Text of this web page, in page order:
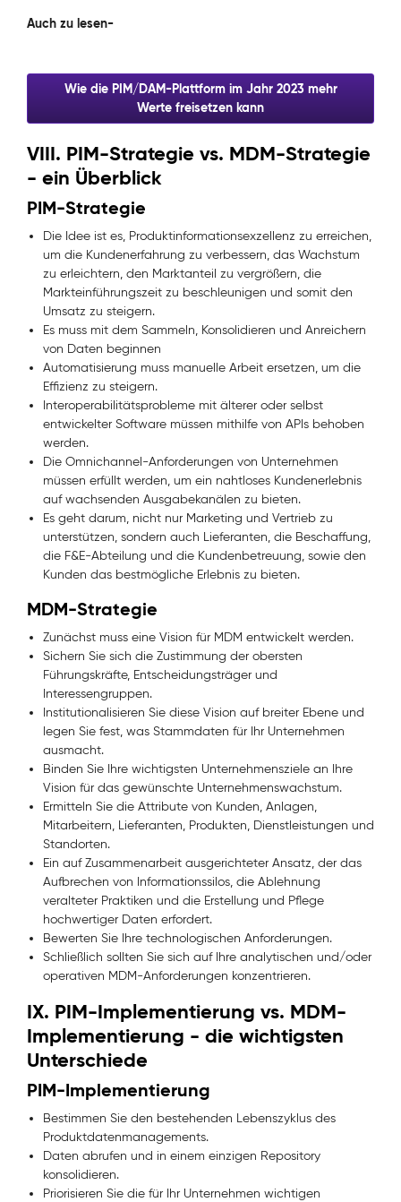
Auch zu lesen-
Wie die PIM/DAM-Plattform im Jahr 2023 mehr
Werte freisetzen kann
VIII. PIM-Strategie vs. MDM-Strategie
- ein Überblick
PIM-Strategie
Die Idee ist es, Produktinformationsexzellenz zu erreichen,
um die Kundenerfahrung zu verbessern, das Wachstum
zu erleichtern, den Marktanteil zu vergrößern, die
Markteinführungszeit zu beschleunigen und somit den
Umsatz zu steigern.
Es muss mit dem Sammeln, Konsolidieren und Anreichern
von Daten beginnen
Automatisierung muss manuelle Arbeit ersetzen, um die
Effizienz zu steigern.
Interoperabilitätsprobleme mit älterer oder selbst
entwickelter Software müssen mithilfe von APIs behoben
werden.
Die Omnichannel-Anforderungen von Unternehmen
müssen erfüllt werden, um ein nahtloses Kundenerlebnis
auf wachsenden Ausgabekanälen zu bieten.
Es geht darum, nicht nur Marketing und Vertrieb zu
unterstützen, sondern auch Lieferanten, die Beschaffung,
die F&E-Abteilung und die Kundenbetreuung, sowie den
Kunden das bestmögliche Erlebnis zu bieten.
MDM-Strategie
Zunächst muss eine Vision für MDM entwickelt werden.
Sichern Sie sich die Zustimmung der obersten
Führungskräfte, Entscheidungsträger und
Interessengruppen.
Institutionalisieren Sie diese Vision auf breiter Ebene und
legen Sie fest, was Stammdaten für Ihr Unternehmen
ausmacht.
Binden Sie Ihre wichtigsten Unternehmensziele an Ihre
Vision für das gewünschte Unternehmenswachstum.
Ermitteln Sie die Attribute von Kunden, Anlagen,
Mitarbeitern, Lieferanten, Produkten, Dienstleistungen und
Standorten.
Ein auf Zusammenarbeit ausgerichteter Ansatz, der das
Aufbrechen von Informationssilos, die Ablehnung
veralteter Praktiken und die Erstellung und Pflege
hochwertiger Daten erfordert.
Bewerten Sie Ihre technologischen Anforderungen.
Schließlich sollten Sie sich auf Ihre analytischen und/oder
operativen MDM-Anforderungen konzentrieren.
IX. PIM-Implementierung vs. MDM-
Implementierung - die wichtigsten
Unterschiede
PIM-Implementierung
Bestimmen Sie den bestehenden Lebenszyklus des
Produktdatenmanagements.
Daten abrufen und in einem einzigen Repository
konsolidieren.
Priorisieren Sie die für Ihr Unternehmen wichtigen